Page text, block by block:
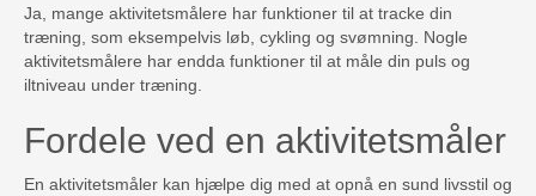
Ja, mange aktivitetsmålere har funktioner til at tracke din
træning, som eksempelvis løb, cykling og svømning. Nogle
aktivitetsmålere har endda funktioner til at måle din puls og
iltniveau under træning.
Fordele ved en aktivitetsmåler
En aktivitetsmåler kan hjælpe dig med at opnå en sund livsstil og